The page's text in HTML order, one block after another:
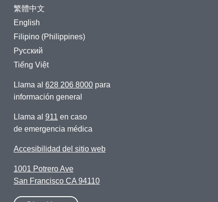
繁體中文
English
Filipino (Philippines)
Русский
Tiếng Việt
Llama al 628 206 8000 para
información general
Llama al 911 en caso
de emergencia médica
Accesibilidad del sitio web
1001 Potrero Ave
San Francisco CA 94110